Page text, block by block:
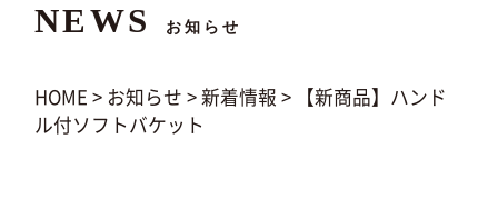
NEWS お知らせ
HOME > お知らせ >新着情報 >
【新商品】ハンド
ル付ソフトバケット